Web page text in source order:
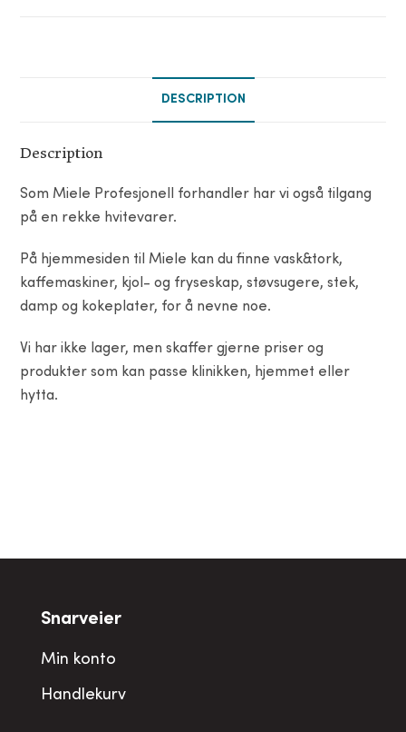
DESCRIPTION
Description
Som Miele Profesjonell forhandler har vi også tilgang
på en rekke hvitevarer.
På hjemmesiden til Miele kan du finne vask&tork,
kaffemaskiner, kjol- og fryseskap, støvsugere, stek,
damp og kokeplater, for å nevne noe.
Vi har ikke lager, men skaffer gjerne priser og
produkter som kan passe klinikken, hjemmet eller
hytta.
Snarveier
Min konto
Handlekurv